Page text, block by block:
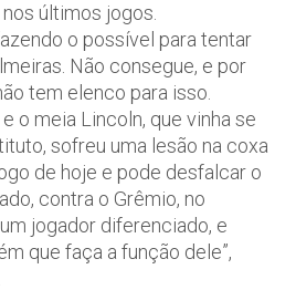
últimos jogos.
o possível para tentar
Não consegue, e por
tem elenco para isso.
o meia Lincoln, que vinha se
sofreu uma lesão na coxa
de hoje e pode desfalcar o
contra o Grêmio, no
jogador diferenciado, e
que faça a função dele”,